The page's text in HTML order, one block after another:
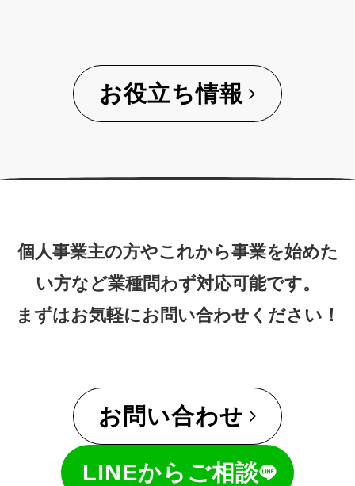
お役立ち情報
個人事業主の方やこれから事業を始めた
い方など業種問わず対応可能です。
まずはお気軽にお問い合わせください！
お問い合わせ
LINEからご相談